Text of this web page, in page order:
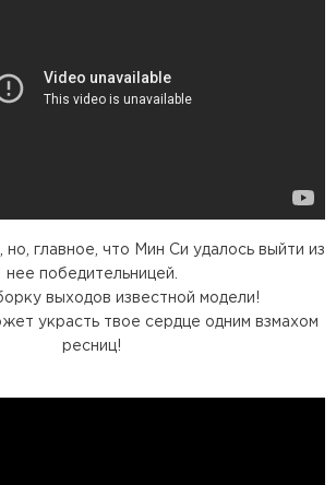
но, главное, что Мин Си удалось выйти из
нее победительницей.
выходов известной модели!
украсть твое сердце одним взмахом
ресниц!